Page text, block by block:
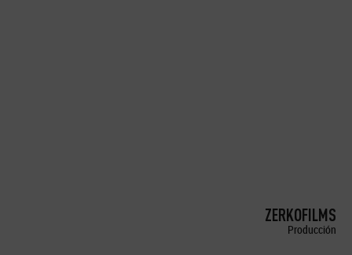
ZERKOFILMS
Producción